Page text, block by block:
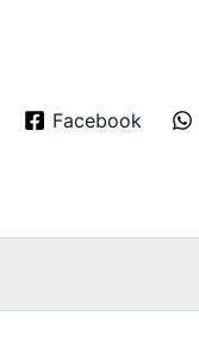
Facebook